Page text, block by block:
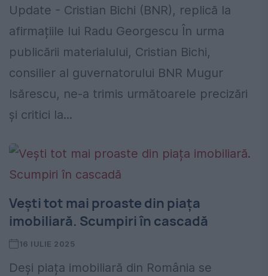
Update - Cristian Bichi (BNR), replică la
afirmațiile lui Radu Georgescu În urma
publicării materialului, Cristian Bichi,
consilier al guvernatorului BNR Mugur
Isărescu, ne-a trimis următoarele precizări
și critici la...
Vești tot mai proaste din piața
imobiliară. Scumpiri în cascadă
16 IULIE 2025
Deși piața imobiliară din România se